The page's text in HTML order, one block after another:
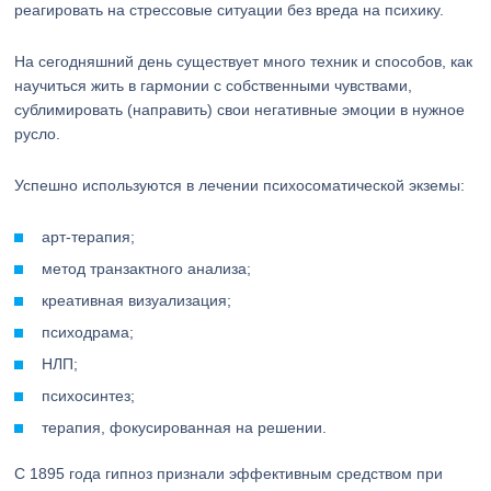
реагировать на стрессовые ситуации без вреда на психику.
На сегодняшний день существует много техник и способов, как
научиться жить в гармонии с собственными чувствами,
сублимировать (направить) свои негативные эмоции в нужное
русло.
Успешно используются в лечении психосоматической экземы:
арт-терапия;
метод транзактного анализа;
креативная визуализация;
психодрама;
НЛП;
психосинтез;
терапия, фокусированная на решении.
С 1895 года гипноз признали эффективным средством при